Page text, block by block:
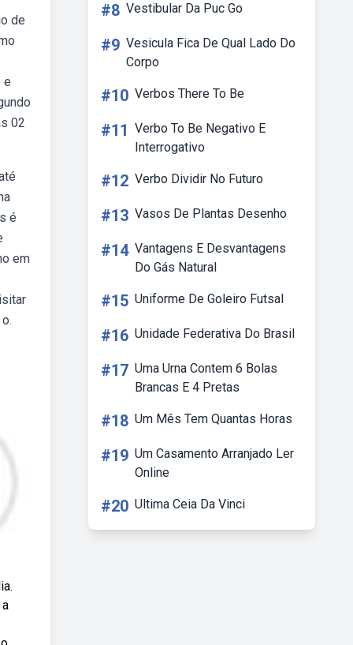
de
e
02
é
em
#8 Vestibular Da Puc Go
#9 Vesicula Fica De Qual Lado Do
Corpo
#10 Verbos There To Be
#11 Verbo To Be Negativo E
Interrogativo
#12 Verbo Dividir No Futuro
#13 Vasos De Plantas Desenho
#14 Vantagens E Desvantagens
Do Gás Natural
#15 Uniforme De Goleiro Futsal
#16 Unidade Federativa Do Brasil
#17 Uma Urna Contem 6 Bolas
Brancas E 4 Pretas
#18 Um Mês Tem Quantas Horas
#19 Um Casamento Arranjado Ler
Online
#20 Ultima Ceia Da Vinci